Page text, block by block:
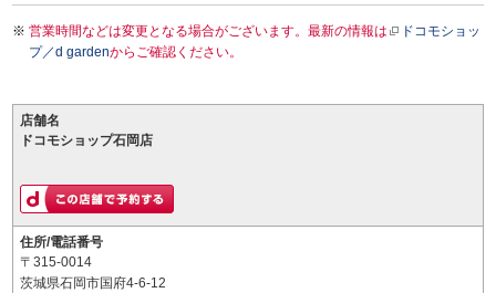
営業時間などは変更となる場合がございます。最新の情報は
ドコモショッ
プ／d gardenからご確認ください。
店舗名
ドコモショップ石岡店
住所/電話番号
〒315-0014
茨城県石岡市国府4-6-12